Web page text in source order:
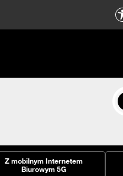
Z mobilnym Internetem
Biurowym 5G